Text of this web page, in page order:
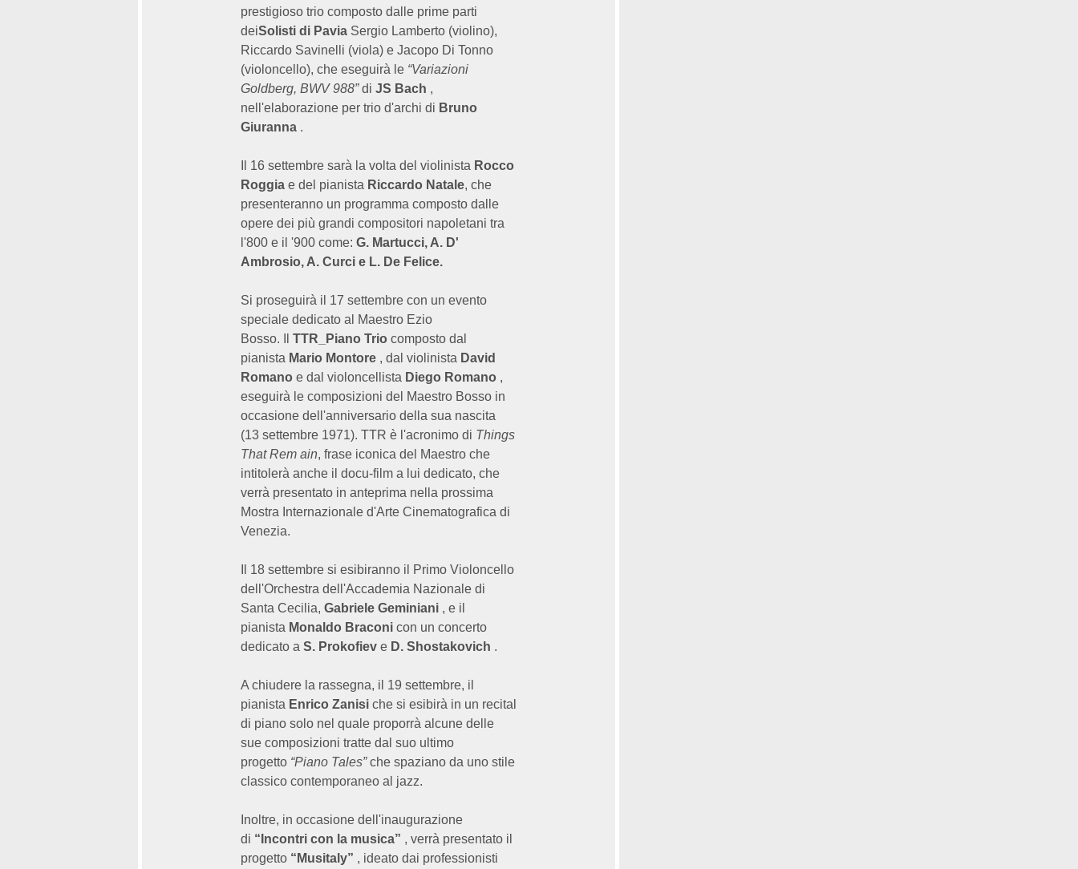
prestigioso trio composto dalle prime parti
deiSolisti di Pavia Sergio Lamberto (violino),
Riccardo Savinelli (viola) e Jacopo Di Tonno
(violoncello), che eseguirà le “Variazioni
Goldberg, BWV 988”di JS Bach ,
nell'elaborazione per trio d'archi di Bruno
Giuranna .
Il 16 settembre sarà la volta del violinista Rocco
Roggia e del pianista Riccardo Natale, che
presenteranno un programma composto dalle
opere dei più grandi compositori napoletani tra
l'800 e il '900 come: G. Martucci, A. D'
Ambrosio, A. Curci e L. De Felice.
Si proseguirà il 17 settembre con un evento
speciale dedicato al Maestro Ezio
Bosso.
TTR_Piano Trio composto dal
pianista Mario Montore , dal violinista David
Romano e dal violoncellista Diego Romano ,
eseguirà le composizioni del Maestro Bosso in
occasione dell'anniversario della sua nascita
(13 settembre 1971). TTR è l'acronimo di Things
That Rem ain, frase iconica del Maestro che
intitolerà anche il docu-film a lui dedicato, che
verrà presentato in anteprima nella prossima
Mostra Internazionale d'Arte Cinematografica di
Venezia.
Il 18 settembre si esibiranno il Primo Violoncello
dell'Orchestra dell'Accademia Nazionale di
Santa Cecilia, Gabriele Geminiani , e il
pianista Monaldo Braconi con un concerto
dedicato a S. Prokofiev e D. Shostakovich .
A chiudere la rassegna, il 19 settembre, il
pianista Enrico Zanisi che si esibirà in un recital
di piano solo nel quale proporrà alcune delle
sue composizioni tratte dal suo ultimo
progetto “Piano Tales”che spaziano da uno stile
classico contemporaneo al jazz.
Inoltre, in occasione dell'inaugurazione
di “Incontri con la musica” , verrà presentato il
progetto “Musitaly” , ideato dai professionisti